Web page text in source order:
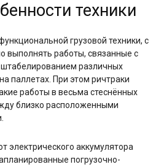
техники
грузовой техники, с
работы, связанные с
штабелированием различных
паллетах. При этом ричтраки
работы в весьма стеснённых
близко расположенными
электрического аккумулятора
погрузочно-